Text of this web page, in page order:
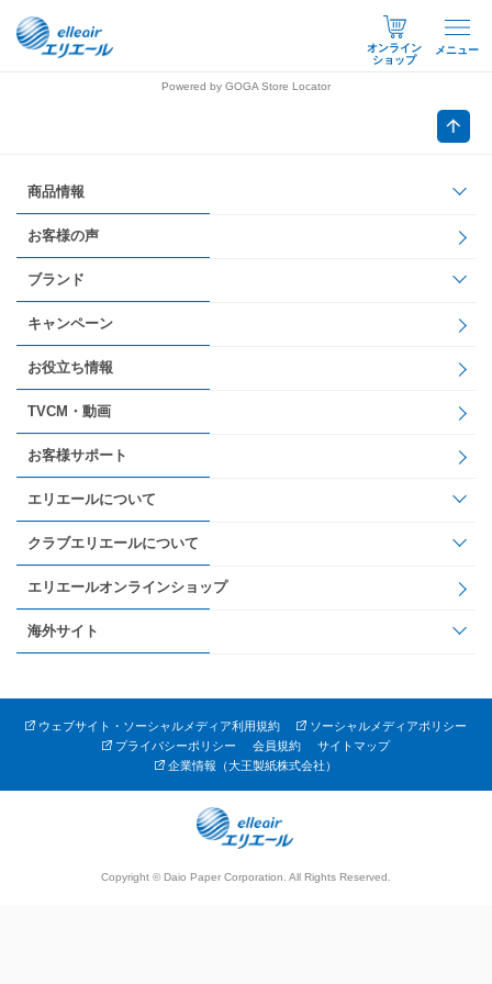
オンライン
ショップ
メニュー
Powered by GOGA Store Locator
商品情報
お客様の声
ブランド
キャンペーン
お役立ち情報
TVCM・動画
お客様サポート
エリエールについて
クラブエリエールについて
エリエールオンラインショップ
海外サイト
ウェブサイト・ソーシャルメディア利用規約
ソーシャルメディアポリシー
プライバシーポリシー
会員規約
サイトマップ
企業情報（大王製紙株式会社）
Copyright © Daio Paper Corporation. All Rights Reserved.